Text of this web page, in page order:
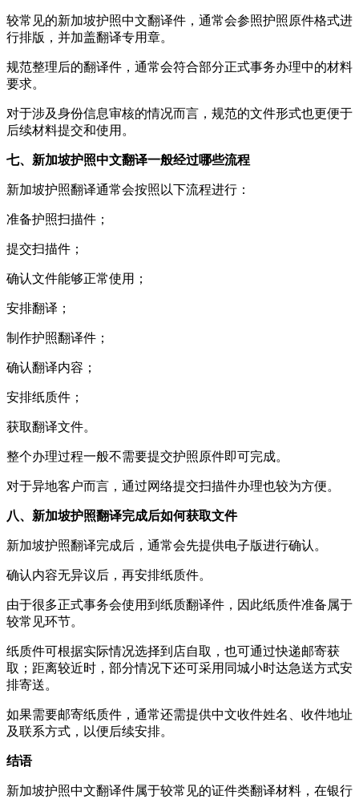
较常见的新加坡护照中文翻译件，通常会参照护照原件格式进
行排版，并加盖翻译专用章。
规范整理后的翻译件，通常会符合部分正式事务办理中的材料
要求。
对于涉及身份信息审核的情况而言，规范的文件形式也更便于
后续材料提交和使用。
七、新加坡护照中文翻译一般经过哪些流程
新加坡护照翻译通常会按照以下流程进行：
准备护照扫描件；
提交扫描件；
确认文件能够正常使用；
安排翻译；
制作护照翻译件；
确认翻译内容；
安排纸质件；
获取翻译文件。
整个办理过程一般不需要提交护照原件即可完成。
对于异地客户而言，通过网络提交扫描件办理也较为方便。
八、新加坡护照翻译完成后如何获取文件
新加坡护照翻译完成后，通常会先提供电子版进行确认。
确认内容无异议后，再安排纸质件。
由于很多正式事务会使用到纸质翻译件，因此纸质件准备属于
较常见环节。
纸质件可根据实际情况选择到店自取，也可通过快递邮寄获
取；距离较近时，部分情况下还可采用同城小时达急送方式安
排寄送。
如果需要邮寄纸质件，通常还需提供中文收件姓名、收件地址
及联系方式，以便后续安排。
结语
新加坡护照中文翻译件属于较常见的证件类翻译材料，在银行